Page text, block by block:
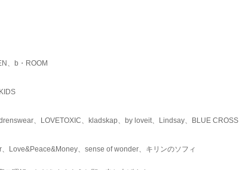
、b・ROOM
、LOVETOXIC、kladskap、by loveit、Lindsay、BLUE CROSS
Love&Peace&Money、sense of wonder、キリンのソフィ